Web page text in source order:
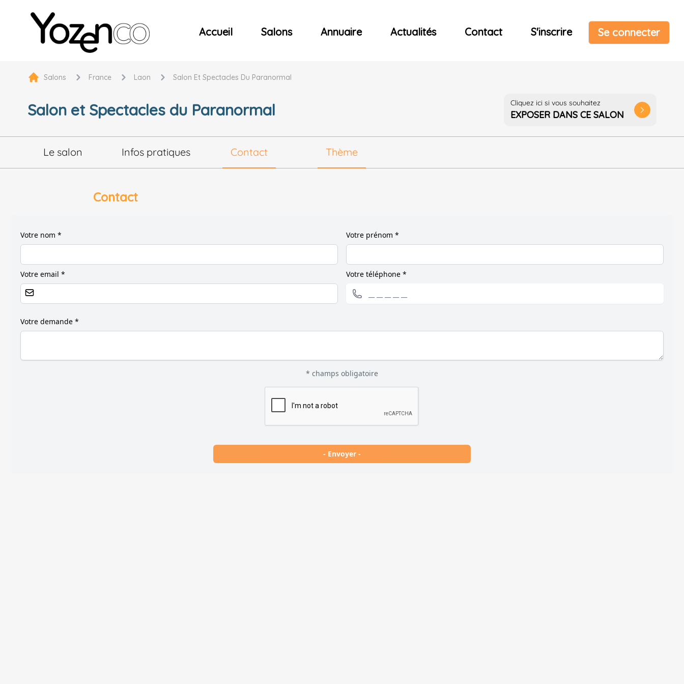
Yozenco - Organisateur de Salons, Evénements et Concerts
Accueil Salons Annuaire Actualités Contact S'inscrire Se connecter
Salons France Laon Salon Et Spectacles Du Paranormal
Salon et Spectacles du Paranormal Cliquez ici si vous souhaitez
EXPOSER DANS CE SALON arrow_forward_ios
Le salon Infos pratiques Contact Thème
Contact
Votre nom *
Votre email *
Votre prénom *
Votre téléphone *
Votre demande *
* champs obligatoire
- Envoyer -